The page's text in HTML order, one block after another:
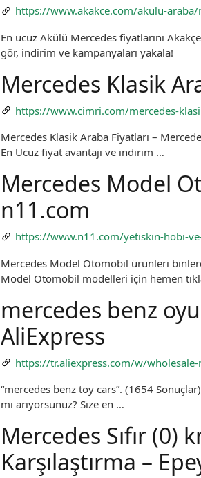
https://www.akakce.com/akulu-
En ucuz Akülü Mercedes fiyatlarını
gör, indirim ve kampanyaları yakala!
Mercedes Klasik
https://www.cimri.com/mercedes-
Mercedes Klasik Araba Fiyatları –
En Ucuz fiyat avantajı ve indirim …
Mercedes Model
n11.com
https://www.n11.com/yetiskin-hobi-
Mercedes Model Otomobil ürünleri
Model Otomobil modelleri için hemen
mercedes benz
AliExpress
https://tr.aliexpress.com/w/
“mercedes benz toy cars”. (1654
mı arıyorsunuz? Size en …
Mercedes Sıfır (0)
Karşılaştırma –